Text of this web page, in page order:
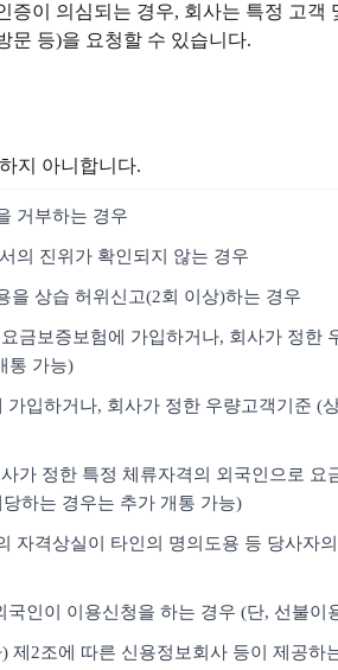
이 의심되는 경우, 회사는 특정 고객
문 등)을 요청할 수 있습니다.
지 아니합니다.
거부하는 경우
의 진위가 확인되지 않는 경우
을 상습 허위신고(2회 이상)하는 경우
금보증보험에 가입하거나, 회사가 정
통 가능)
입하거나, 회사가 정한 우량고객기준
가 정한 특정 체류자격의 외국인으로
하는 경우는 추가 개통 가능)
격상실이 타인의 명의도용 등 당사자
인이 이용신청을 하는 경우 (단, 선불이
2조에 따른 신용정보회사 등이 제공